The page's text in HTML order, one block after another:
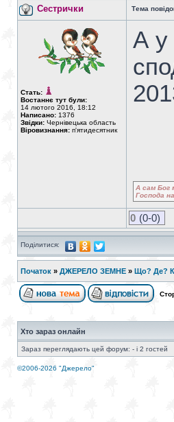
Сестрички Тема
Стать:
Востаннє тут були:
14 лютого 2016, 18:12
Написано: 1376
Звідки: Чернівецька область
Віровизнання: п'ятидесятник
А у
А сам Бог
Господа
0 (0-0)
Поділитися:
Початок » ДЖЕРЕЛО ЗЕМНЕ » Що? Де?
Хто зараз онлайн
Зараз переглядають цей форум: - і 2 гостей
©2006-2026 "Джерело"